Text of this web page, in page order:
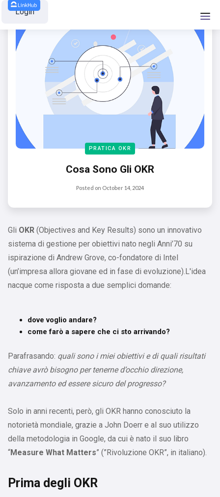
Login
PRATICA OKR
Cosa Sono Gli OKR
Posted on October 14, 2024
Gli OKR (Objectives and Key Results) sono un innovativo
sistema di gestione per obiettivi nato negli Anni’70 su
ispirazione di Andrew Grove, co-fondatore di Intel
(un’impresa allora giovane ed in fase di evoluzione).L'idea
nacque come risposta a due semplici domande:
dove voglio andare?
come farò a sapere che ci sto arrivando?
Parafrasando: quali sono i miei obiettivi e di quali risultati
chiave avrò bisogno per tenerne d’occhio direzione,
avanzamento ed essere sicuro del progresso?
Solo in anni recenti, però, gli OKR hanno conosciuto la
notorietà mondiale, grazie a John Doerr e al suo utilizzo
della metodologia in Google, da cui è nato il suo libro
“Measure What Matters” (”Rivoluzione OKR”, in italiano).
Prima degli OKR